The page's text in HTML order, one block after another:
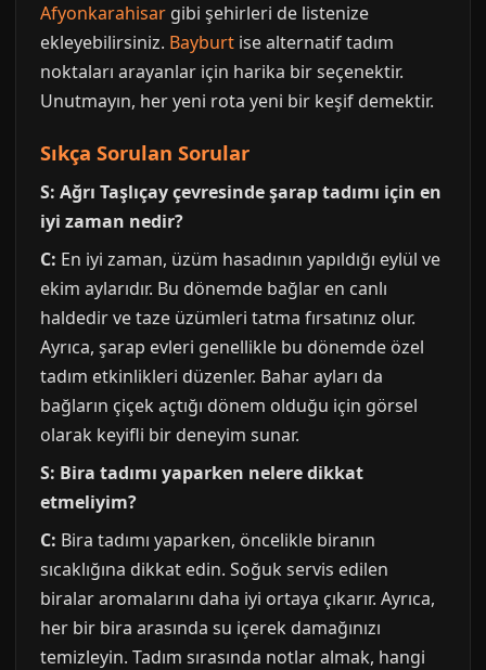
Afyonkarahisar gibi şehirleri de listenize
ekleyebilirsiniz. Bayburt ise alternatif tadım
noktaları arayanlar için harika bir seçenektir.
Unutmayın, her yeni rota yeni bir keşif demektir.
Sıkça Sorulan Sorular
S: Ağrı Taşlıçay çevresinde şarap tadımı için en
iyi zaman nedir?
C: En iyi zaman, üzüm hasadının yapıldığı eylül ve
ekim aylarıdır. Bu dönemde bağlar en canlı
haldedir ve taze üzümleri tatma fırsatınız olur.
Ayrıca, şarap evleri genellikle bu dönemde özel
tadım etkinlikleri düzenler. Bahar ayları da
bağların çiçek açtığı dönem olduğu için görsel
olarak keyifli bir deneyim sunar.
S: Bira tadımı yaparken nelere dikkat
etmeliyim?
C: Bira tadımı yaparken, öncelikle biranın
sıcaklığına dikkat edin. Soğuk servis edilen
biralar aromalarını daha iyi ortaya çıkarır. Ayrıca,
her bir bira arasında su içerek damağınızı
temizleyin. Tadım sırasında notlar almak, hangi